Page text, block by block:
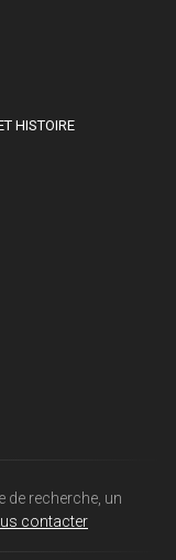
HISTOIRE
de recherche, un
contacter